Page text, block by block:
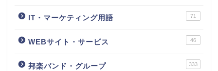
IT・マーケティング用語 71
WEBサイト・サービス 46
邦楽バンド・グループ 333